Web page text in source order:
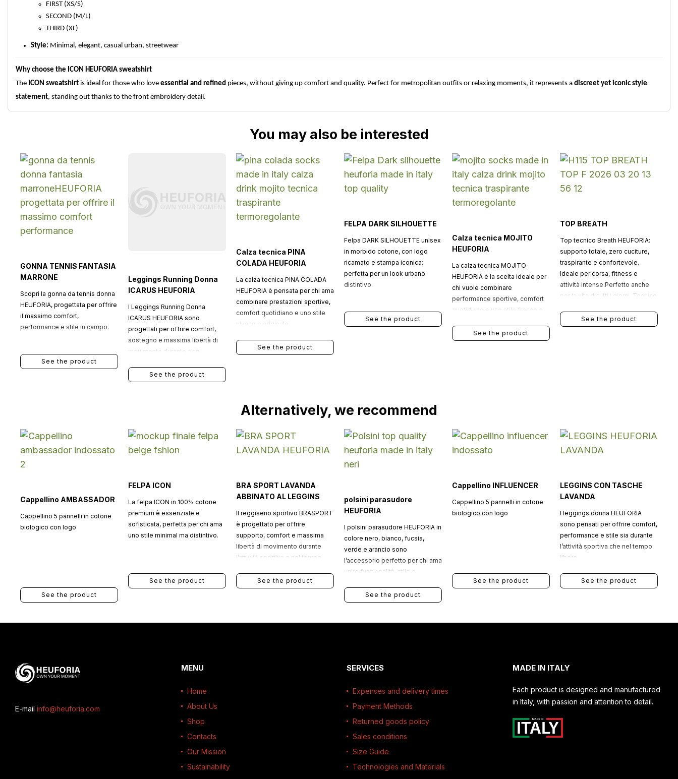
FIRST (XS/S)
SECOND (M/L)
THIRD (XL)
Style: Minimal, elegant, casual urban, streetwear
Why choose the ICON HEUFORIA sweatshirt
The ICON sweatshirt is ideal for those who love essential and refined pieces, without giving up comfort and quality. Perfect for metropolitan outfits or relaxing moments, it represents a discreet yet iconic style
statement, standing out thanks to the front embroidery detail.
You may also be interested
GONNA TENNIS FANTASIA
MARRONE
Scopri la gonna da tennis donna
HEUFORIA, progettata per offrire
il massimo comfort,
performance e stile in campo.
See the product
Leggings Running Donna
ICARUS HEUFORIA
I Leggings Running Donna
ICARUS HEUFORIA sono
progettati per offrire comfort,
sostegno e massima libertà di
movimento durante ogni
See the product
Calza tecnica PINA
COLADA HEUFORIA
La calza tecnica PINA COLADA
HEUFORIA è pensata per chi ama
combinare prestazioni sportive,
comfort quotidiano e uno stile
vivace e originale.
See the product
FELPA DARK SILHOUETTE
Felpa DARK SILHOUETTE unisex
in morbido cotone, con logo
ricamato e stampa iconica:
perfetta per un look urbano
distintivo.
See the product
Calza tecnica MOJITO
HEUFORIA
La calza tecnica MOJITO
HEUFORIA è la scelta ideale per
chi vuole combinare
performance sportive, comfort
quotidiano e uno stile fresco e
See the product
TOP BREATH
Top tecnico Breath HEUFORIA:
supporto totale, zero cuciture,
traspirante e confortevole.
Ideale per corsa, fitness e
attività intense.Perfetto anche
per la vita di tutti i giorni. Tecnico
See the product
Alternatively, we recommend
Cappellino AMBASSADOR
Cappellino 5 pannelli in cotone
biologico con logo
See the product
FELPA ICON
La felpa ICON in 100% cotone
premium è essenziale e
sofisticata, perfetta per chi ama
uno stile minimal ma distintivo.
See the product
BRA SPORT LAVANDA
ABBINATO AL LEGGINS
Il reggiseno sportivo BRASPORT
è progettato per offrire
supporto, comfort e massima
libertà di movimento durante
l’attività sportiva e nel tempo
See the product
polsini parasudore
HEUFORIA
I polsini parasudore HEUFORIA in
colore nero, bianco, fucsia,
verde e arancio sono
l’accessorio perfetto per chi ama
unire funzionalità, stile e
morbido cotone, garantiscono
comfort, traspirabilità e una
See the product
Cappellino INFLUENCER
Cappellino 5 pannelli in cotone
biologico con logo
See the product
LEGGINS CON TASCHE
LAVANDA
I leggings donna HEUFORIA
sono pensati per offrire comfort,
performance e stile sia durante
l’attività sportiva che nel tempo
libero.
See the product
E-mail info@heuforia.com
MENU
Home
About Us
Shop
Contacts
Our Mission
Sustainability
SERVICES
Expenses and delivery times
Payment Methods
Returned goods policy
Sales conditions
Size Guide
Technologies and Materials
MADE IN ITALY
Each product is designed and manufactured
in Italy, with passion and attention to detail.